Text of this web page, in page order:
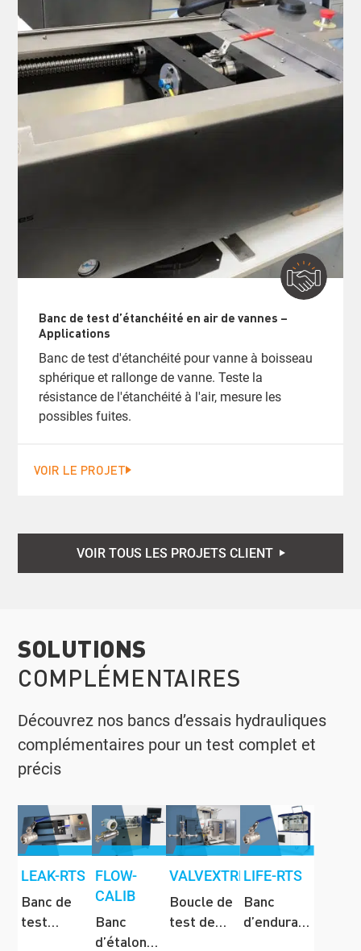
Banc de test d’étanchéité en air de vannes –
Applications
Banc de test d'étanchéité pour vanne à boisseau
sphérique et rallonge de vanne. Teste la
résistance de l'étanchéité à l'air, mesure les
possibles fuites.
VOIR LE PROJET
VOIR TOUS LES PROJETS CLIENT
SOLUTIONS
COMPLÉMENTAIRES
Découvrez nos bancs d’essais hydrauliques
complémentaires pour un test complet et
précis
LEAK-RTS
Banc de
test
d’étanchéité
FLOW-
CALIB
Banc
d’étalonnage
VALVEXTREME
Boucle de
test de
LIFE-RTS
Banc
d’endurance